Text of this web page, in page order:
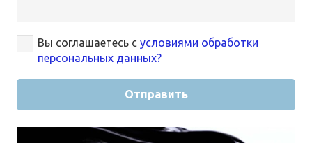
Вы соглашаетесь сусловиями обработки
персональных данных?
Отправить